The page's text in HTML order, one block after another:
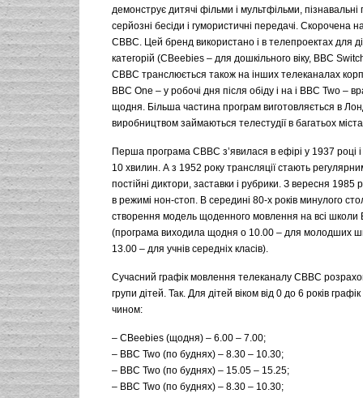
демонструє дитячі фільми і мультфільми, пізнавальні
серйозні бесіди і гумористичні передачі. Скорочена
CBBC. Цей бренд використано і в телепроектах для
категорій (CBeebies – для дошкільного віку, BBC
CBBC транслюється також на інших телеканалах
BBC One – у робочі дня після обіду і на і BBC Two –
щодня. Більша частина програм виготовляється в
виробництвом займаються телестудії в багатьох
Перша програма CBBC з’явилася в ефірі у 1937 році
10 хвилин. А з 1952 року трансляції стають
постійні диктори, заставки і рубрики. З вересня 1985
в режимі нон-стоп. В середині 80-х років минулого
створення модель щоденного мовлення на всі школи
(програма виходила щодня о 10.00 – для молодших
13.00 – для учнів середніх класів).
Сучасний графік мовлення телеканалу СВВС
групи дітей. Так. Для дітей віком від 0 до 6 років
чином:
– CBeebies (щодня) – 6.00 – 7.00;
– BBC Two (по буднях) – 8.30 – 10.30;
– BBC Two (по буднях) – 15.05 – 15.25;
– BBC Two (по буднях) – 8.30 – 10.30;